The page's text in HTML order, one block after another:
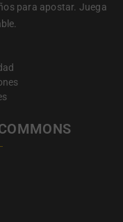
para apostar. Juega